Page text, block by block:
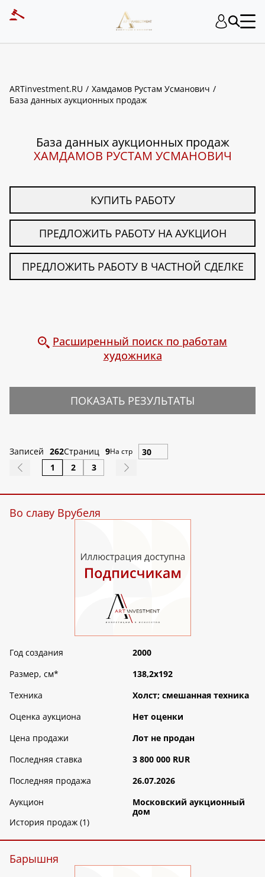
ARTinvestment.RU
Хамдамов Рустам Усманович
База данных аукционных продаж
База данных аукционных продаж
ХАМДАМОВ РУСТАМ УСМАНОВИЧ
КУПИТЬ РАБОТУ
ПРЕДЛОЖИТЬ РАБОТУ НА АУКЦИОН
ПРЕДЛОЖИТЬ РАБОТУ В ЧАСТНОЙ СДЕЛКЕ
Расширенный поиск по работам
художника
ПОКАЗАТЬ РЕЗУЛЬТАТЫ
Записей 262Страниц 9На стр
1 2 3
Во славу Врубеля
Год создания
2000
Размер, см*
138,2х192
Техника
Холст; смешанная техника
Оценка аукциона
Нет оценки
Цена продажи
Лот не продан
Последняя ставка
3 800 000 RUR
Последняя продажа
26.07.2026
Аукцион
Московский аукционный
дом
История продаж (1)
Барышня